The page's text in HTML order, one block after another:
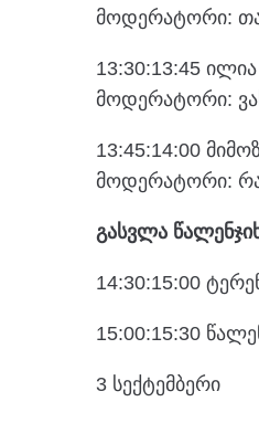
მოდერატორი:
13:30:13:45
მოდერატორი:
13:45:14:00
მოდერატორი:
გასვლა
14:30:15:00
15:00:15:30
3 სექტემბერი